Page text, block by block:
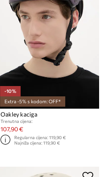
-10%
Extra -5% s kodom: OFF*
Oakley kaciga
Trenutna cijena:
107,90 €
Regularna cijena:119,90 €
Najniža cijena:119,90 €